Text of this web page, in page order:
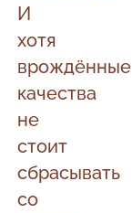
И
хотя
врождённые
качества
не
стоит
сбрасывать
со